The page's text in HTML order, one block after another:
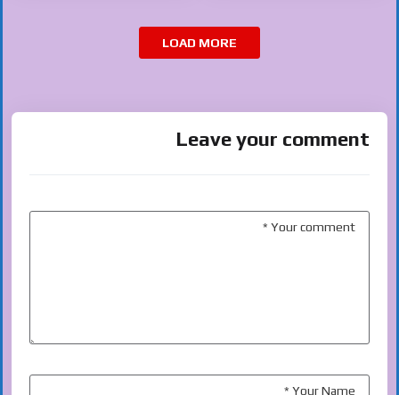
LOAD MORE
Leave your comment